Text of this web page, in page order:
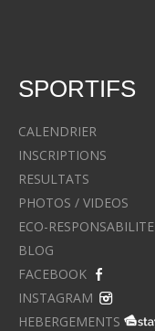
SPORTIFS
CALENDRIER
INSCRIPTIONS
RESULTATS
PHOTOS / VIDEOS
ECO-RESPONSABILITE
BLOG
FACEBOOK
INSTAGRAM
HEBERGEMENTS